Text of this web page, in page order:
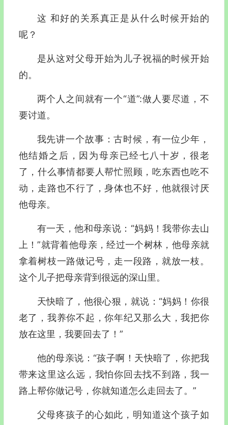
这 和好的关系真正是从什么时候开始的
呢？
是从这对父母开始为儿子祝福的时候开始
的。
两个人之间就有一个“道”:做人要尽道，不
要讨道。
我先讲一个故事：古时候，有一位少年，
他结婚之后，因为母亲已经七八十岁，很老
了，什么事情都要人帮忙照顾，吃东西也吃不
动，走路也不行了，身体也不好，他就很讨厌
他母亲。
有一天，他和母亲说：“妈妈！我带你去山
上！”就背着他母亲，经过一个树林，他母亲就
拿着树枝一路做记号，走一段路，就放一枝。
这个儿子把母亲背到很远的深山里。
天快暗了，他很心狠，就说：“妈妈！你很
老了，我养你不起，你年纪又那么大，我把你
放在这里，我要回去了！”
他的母亲说：“孩子啊！天快暗了，你把我
带来这里这么远，我怕你回去找不到路，我一
路上帮你做记号，你就知道怎么走回去了。”
父母疼孩子的心如此，明知道这个孩子如